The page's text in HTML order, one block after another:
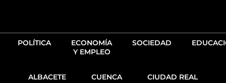
POLÍTICA
ECONOMÍA
Y EMPLEO
SOCIEDAD
ALBACETE CUENCA
CIUDAD REAL